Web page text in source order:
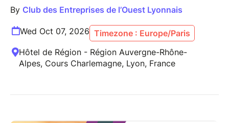
By Club des Entreprises de l’Ouest Lyonnais
Wed Oct 07, 2026 Timezone : Europe/Paris
Hôtel de Région - Région Auvergne-Rhône-
Alpes, Cours Charlemagne, Lyon, France